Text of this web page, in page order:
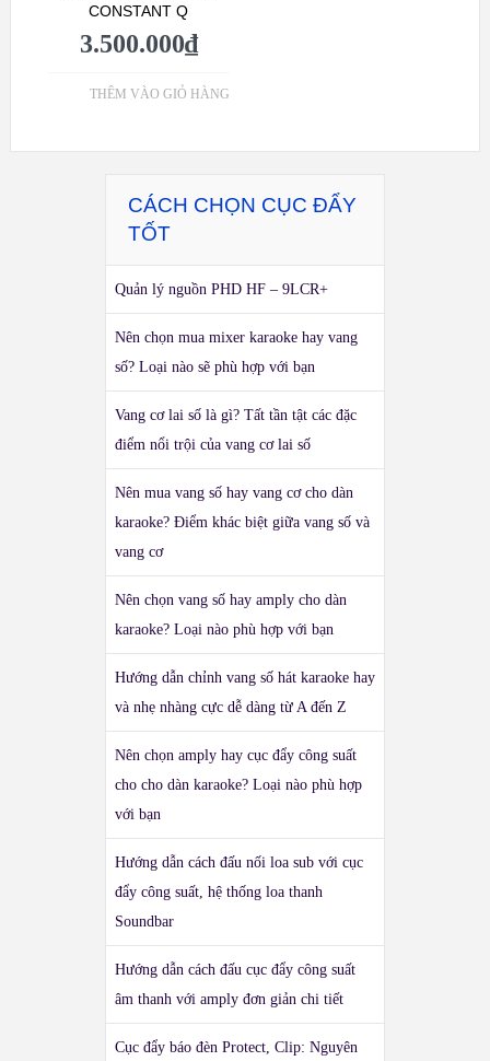
CONSTANT Q
3.500.000₫
THÊM VÀO GIỎ HÀNG
CÁCH CHỌN CỤC ĐẨY
TỐT
Quản lý nguồn PHD HF – 9LCR+
Nên chọn mua mixer karaoke hay vang
số? Loại nào sẽ phù hợp với bạn
Vang cơ lai số là gì? Tất tần tật các đặc
điểm nổi trội của vang cơ lai số
Nên mua vang số hay vang cơ cho dàn
karaoke? Điểm khác biệt giữa vang số và
vang cơ
Nên chọn vang số hay amply cho dàn
karaoke? Loại nào phù hợp với bạn
Hướng dẫn chỉnh vang số hát karaoke hay
và nhẹ nhàng cực dễ dàng từ A đến Z
Nên chọn amply hay cục đẩy công suất
cho cho dàn karaoke? Loại nào phù hợp
với bạn
Hướng dẫn cách đấu nối loa sub với cục
đẩy công suất, hệ thống loa thanh
Soundbar
Hướng dẫn cách đấu cục đẩy công suất
âm thanh với amply đơn giản chi tiết
Cục đẩy báo đèn Protect, Clip: Nguyên